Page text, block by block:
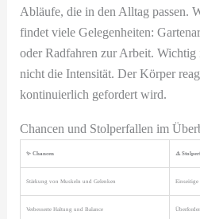
Abläufe, die in den Alltag passen.
findet viele Gelegenheiten:
oder Radfahren zur Arbeit.
nicht die Intensität. Der Körper
kontinuierlich gefordert wird.
Chancen und Stolperfallen im
✨ Chancen ⚠️
Stärkung von Muskeln und Gelenken Einseitige
Verbesserte Haltung und Balance